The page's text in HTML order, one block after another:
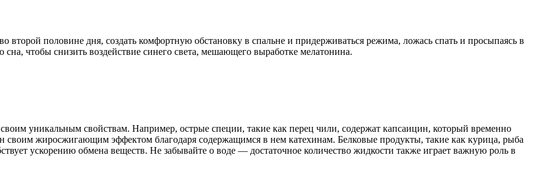
второй половине дня, создать комфортную обстановку в спальне и придерживаться режима, ложась спать и просыпаясь в
чтобы снизить воздействие синего света, мешающего выработке мелатонина.
уникальным свойствам. Например, острые специи, такие как перец чили, содержат капсаицин, который временно
своим жиросжигающим эффектом благодаря содержащимся в нем катехинам. Белковые продукты, такие как курица, рыба
ускорению обмена веществ. Не забывайте о воде — достаточное количество жидкости также играет важную роль в